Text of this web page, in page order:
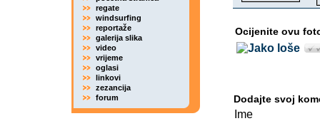
regate
windsurfing
reportaže
galerija slika
video
vrijeme
oglasi
linkovi
zezancija
forum
Ocijenite ovu
Dodajte svoj
Ime